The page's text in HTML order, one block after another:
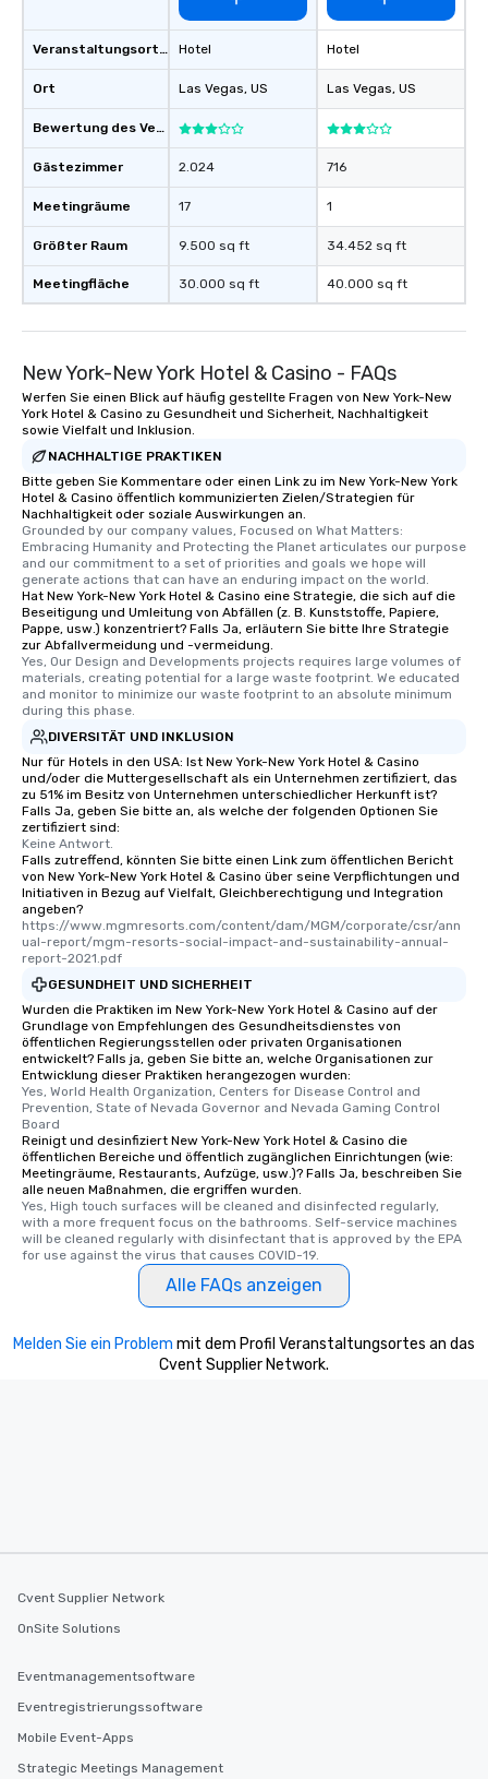
an evening helicopter
glittering lights of The
Memorable
Smacking Foodie
experienced, and all
remember. Our one-
are special, from the
leave. Location, Location, Location
One of the best
convenient and
restaurants are within
short stroll allows
members a chance to
networking
Our tours offer an
knowledgeable,
who leads the group
offering engaging
fascinating stories.
interactive
along the way
ensuring there is
Different Types of
convenient outing,
and your guests
discovered otherwise
a way to try some of
in the city and dive
selected dishes are
high standards to
group experience,
key. Whether you
business hours or
after work, we can
you to provide
needs. Go for as Long or as Short as
You Like Along with
scheduling, Lip
Tours also provides a
durations. Our
2.5 hours; our longest
hours, with optional
incentives.
Veranstaltungsortstyp
Ort
Bewertung des Veranstaltungsortes
Gästezimmer
Meetingräume
Größter Raum
Meetingfläche
Hotel
Las Vegas, US
2.024
17
9.500 sq ft
30.000 sq ft
Hotel
Las Vegas, US
716
1
34.452 sq ft
40.000 sq ft
New York-New York Hotel & Casino - FAQs
Werfen Sie einen Blick auf häufig gestellte Fragen von New York-New
York Hotel & Casino zu Gesundheit und Sicherheit, Nachhaltigkeit
sowie Vielfalt und Inklusion.
NACHHALTIGE PRAKTIKEN
Bitte geben Sie Kommentare oder einen Link zu im New York-New York
Hotel & Casino öffentlich kommunizierten Zielen/Strategien für
Nachhaltigkeit oder soziale Auswirkungen an.
Grounded by our company values, Focused on What Matters:
Embracing Humanity and Protecting the Planet articulates our purpose
and our commitment to a set of priorities and goals we hope will
generate actions that can have an enduring impact on the world.
Hat New York-New York Hotel & Casino eine Strategie, die sich auf die
Beseitigung und Umleitung von Abfällen (z. B. Kunststoffe, Papiere,
Pappe, usw.) konzentriert? Falls Ja, erläutern Sie bitte Ihre Strategie
zur Abfallvermeidung und -vermeidung.
Yes, Our Design and Developments projects requires large volumes of
materials, creating potential for a large waste footprint. We educated
and monitor to minimize our waste footprint to an absolute minimum
during this phase.
DIVERSITÄT UND INKLUSION
Nur für Hotels in den USA: Ist New York-New York Hotel & Casino
und/oder die Muttergesellschaft als ein Unternehmen zertifiziert, das
zu 51% im Besitz von Unternehmen unterschiedlicher Herkunft ist?
Falls Ja, geben Sie bitte an, als welche der folgenden Optionen Sie
zertifiziert sind:
Keine Antwort.
Falls zutreffend, könnten Sie bitte einen Link zum öffentlichen Bericht
von New York-New York Hotel & Casino über seine Verpflichtungen und
Initiativen in Bezug auf Vielfalt, Gleichberechtigung und Integration
angeben?
https://www.mgmresorts.com/content/dam/MGM/corporate/csr/ann
ual-report/mgm-resorts-social-impact-and-sustainability-annual-
report-2021.pdf
GESUNDHEIT UND SICHERHEIT
Wurden die Praktiken im New York-New York Hotel & Casino auf der
Grundlage von Empfehlungen des Gesundheitsdienstes von
öffentlichen Regierungsstellen oder privaten Organisationen
entwickelt? Falls ja, geben Sie bitte an, welche Organisationen zur
Entwicklung dieser Praktiken herangezogen wurden:
Yes, World Health Organization, Centers for Disease Control and
Prevention, State of Nevada Governor and Nevada Gaming Control
Board
Reinigt und desinfiziert New York-New York Hotel & Casino die
öffentlichen Bereiche und öffentlich zugänglichen Einrichtungen (wie:
Meetingräume, Restaurants, Aufzüge, usw.)? Falls Ja, beschreiben Sie
alle neuen Maßnahmen, die ergriffen wurden.
Yes, High touch surfaces will be cleaned and disinfected regularly,
with a more frequent focus on the bathrooms. Self-service machines
will be cleaned regularly with disinfectant that is approved by the EPA
for use against the virus that causes COVID-19.
Alle FAQs anzeigen
Melden Sie ein Problem mit dem Profil Veranstaltungsortes an das
Cvent Supplier Network.
Cvent Supplier Network
OnSite Solutions
Eventmanagementsoftware
Eventregistrierungssoftware
Mobile Event-Apps
Strategic Meetings Management